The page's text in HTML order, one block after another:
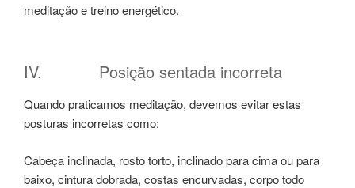
meditação e treino energético.
IV. Posição sentada incorreta
Quando praticamos meditação, devemos evitar estas
posturas incorretas como:
Cabeça inclinada, rosto torto, inclinado para cima ou para
baixo, cintura dobrada, costas encurvadas, corpo todo